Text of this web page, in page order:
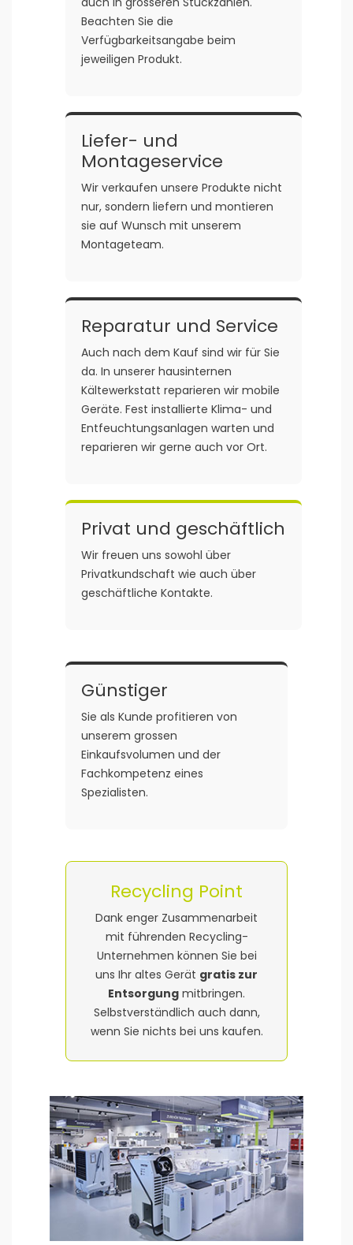
Beachten Sie die
Verfügbarkeitsangabe beim
jeweiligen Produkt.
Liefer- und
Montageservice
Wir verkaufen unsere Produkte nicht
nur, sondern liefern und montieren
sie auf Wunsch mit unserem
Montageteam.
Reparatur und Service
Auch nach dem Kauf sind wir für Sie
da. In unserer hausinternen
Kältewerkstatt reparieren wir mobile
Geräte. Fest installierte Klima- und
Entfeuchtungsanlagen warten und
reparieren wir gerne auch vor Ort.
Privat und geschäftlich
Wir freuen uns sowohl über
Privatkundschaft wie auch über
geschäftliche Kontakte.
Günstiger
Sie als Kunde profitieren von
unserem grossen
Einkaufsvolumen und der
Fachkompetenz eines
Spezialisten.
Recycling Point
Dank enger Zusammenarbeit
mit führenden Recycling-
Unternehmen können Sie bei
uns Ihr altes Gerät gratis zur
Entsorgung mitbringen.
Selbstverständlich auch dann,
wenn Sie nichts bei uns kaufen.